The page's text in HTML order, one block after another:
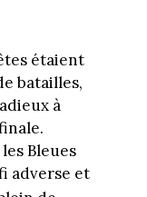
étaient
batailles,
à
les Bleues
adverse et